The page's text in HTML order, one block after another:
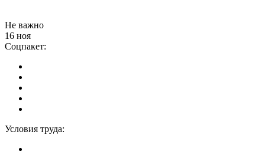
Не важно
16 ноя
Соцпакет:
Условия труда: